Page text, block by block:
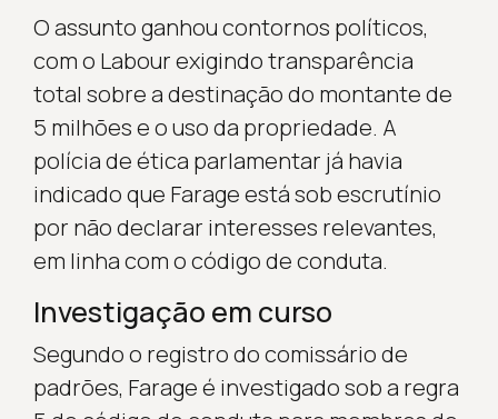
O assunto ganhou contornos políticos,
com o Labour exigindo transparência
total sobre a destinação do montante de
5 milhões e o uso da propriedade. A
polícia de ética parlamentar já havia
indicado que Farage está sob escrutínio
por não declarar interesses relevantes,
em linha com o código de conduta.
Investigação em curso
Segundo o registro do comissário de
padrões, Farage é investigado sob a regra